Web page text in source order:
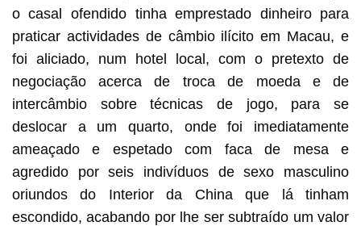
o casal ofendido tinha emprestado dinheiro para
praticar actividades de câmbio ilícito em Macau, e
foi aliciado, num hotel local, com o pretexto de
negociação acerca de troca de moeda e de
intercâmbio sobre técnicas de jogo, para se
deslocar a um quarto, onde foi imediatamente
ameaçado e espetado com faca de mesa e
agredido por seis indivíduos de sexo masculino
oriundos do Interior da China que lá tinham
escondido, acabando por lhe ser subtraído um valor